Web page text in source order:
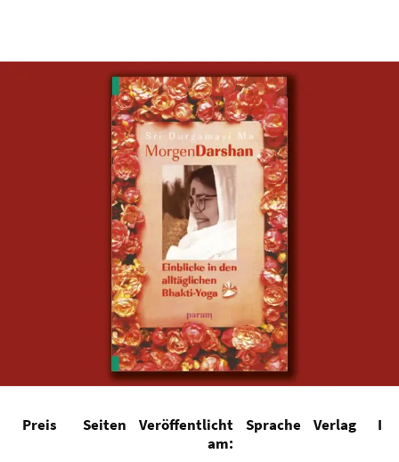
Preis Seiten
Veröffentlicht
am:
Sprache Verlag